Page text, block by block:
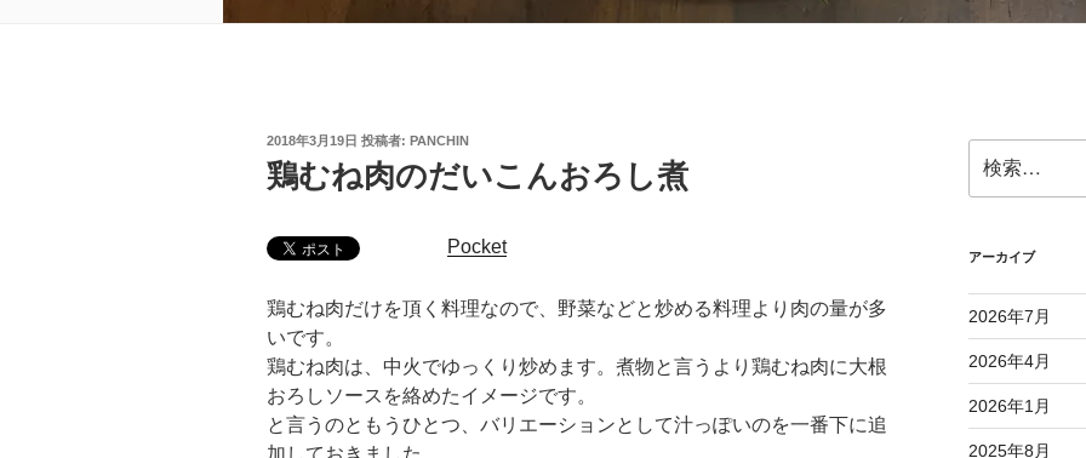
投
稿
日:
2018年3月19日 投稿者: PANCHIN
鶏むね肉のだいこんおろし煮
Pocket
鶏むね肉だけを頂く料理なので、野菜などと炒める料理より肉の量が多
いです。
鶏むね肉は、中火でゆっくり炒めます。煮物と言うより鶏むね肉に大根
おろしソースを絡めたイメージです。
と言うのともうひとつ、バリエーションとして汁っぽいのを一番下に追
索:
アーカイブ
2026年7月
2026年4月
2026年1月
2025年8月